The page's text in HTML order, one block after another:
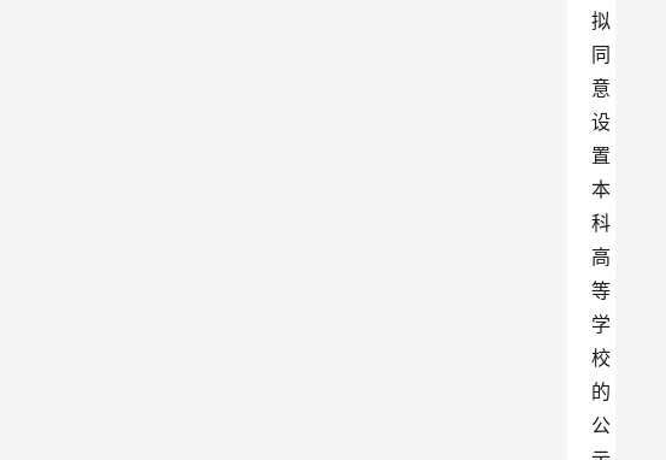
拟
同
意
设
置
本
科
高
等
学
校
的
公